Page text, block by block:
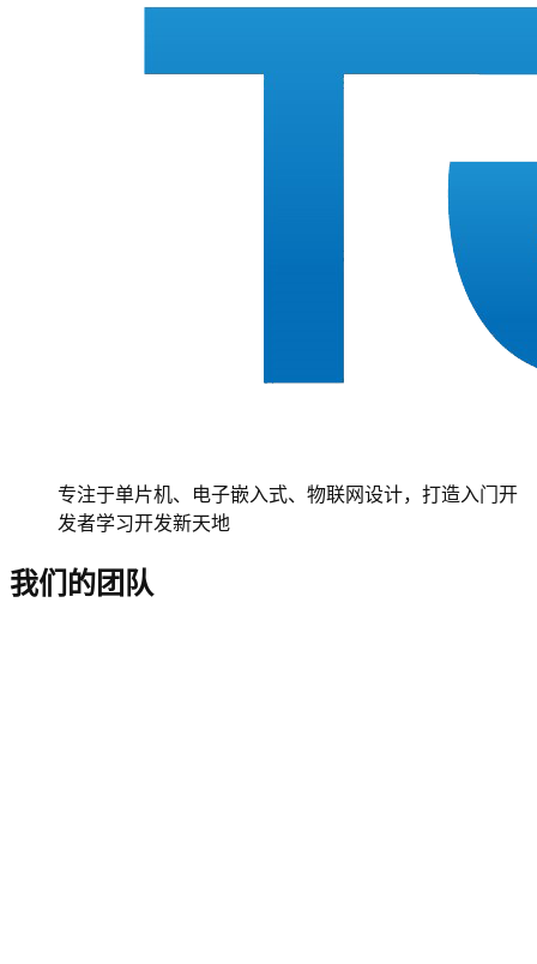
专注于单片机、电子嵌入式、物联网设计，打造入门开
发者学习开发新天地
我们的团队